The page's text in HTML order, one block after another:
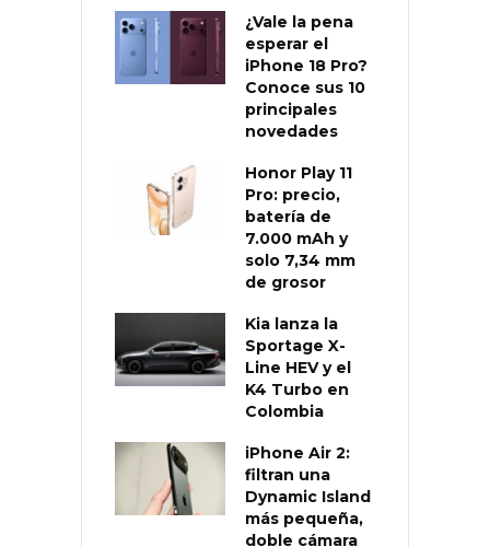
¿Vale la pena
esperar el
iPhone 18 Pro?
Conoce sus 10
principales
novedades
Honor Play 11
Pro: precio,
batería de
7.000 mAh y
solo 7,34 mm
de grosor
Kia lanza la
Sportage X-
Line HEV y el
K4 Turbo en
Colombia
iPhone Air 2:
filtran una
Dynamic Island
más pequeña,
doble cámara